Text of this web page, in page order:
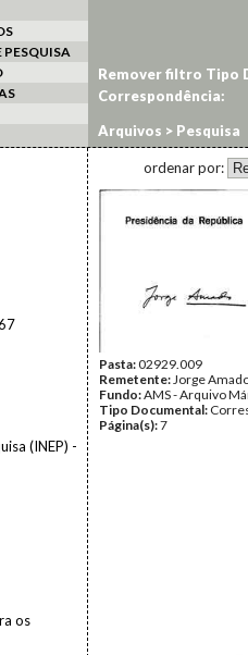
PESQUISA
Arquivos > Pesquisa
(INEP) -
os
Remover filtro Tipo
Correspondência:
ordenar por:
Pasta:02929.009
Remetente:Jorge
Fundo:AMS - Arquivo
Tipo Documental:
Página(s):7